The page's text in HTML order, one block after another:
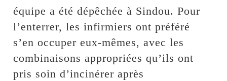
équipe a été dépêchée à Sindou. Pour
l’enterrer, les infirmiers ont préféré
s’en occuper eux-mêmes, avec les
combinaisons appropriées qu’ils ont
pris soin d’incinérer après